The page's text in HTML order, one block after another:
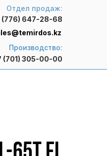
Отдел продаж:
(776) 647-28-68
Производство:
(701) 305-00-00